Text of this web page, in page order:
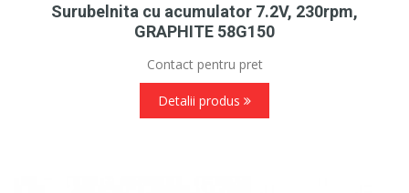
Surubelnita cu acumulator 7.2V, 230rpm,
GRAPHITE 58G150
Contact pentru pret
Detalii produs